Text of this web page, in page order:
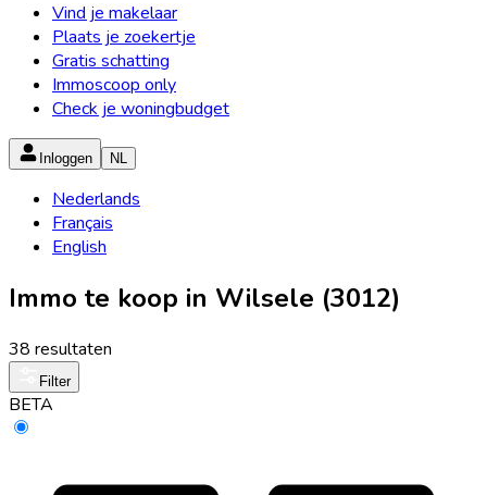
Vind je makelaar
Plaats je zoekertje
Gratis schatting
Immoscoop only
Check je woningbudget
Inloggen NL
Nederlands
Français
English
Immo te koop in Wilsele (3012)
38 resultaten
Filter
BETA